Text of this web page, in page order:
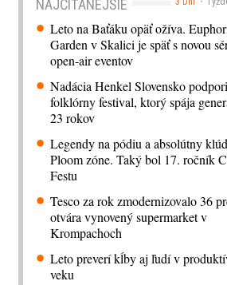
NAJČÍTANEJŠIE
Leto na Baťáku opäť ožíva.
Garden v Skalici je späť s novou
open-air eventov
Nadácia Henkel Slovensko
folklórny festival, ktorý spája
23 rokov
Legendy na pódiu a absolútny
Ploom zóne. Taký bol 17. ročník
Festu
Tesco za rok zmodernizovalo 36
otvára vynovený supermarket v
Krompachoch
Leto preverí kĺby aj ľudí v
veku